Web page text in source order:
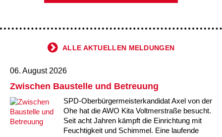
ALLE AKTUELLEN MELDUNGEN
06. August 2026
Zwischen Baustelle und Betreuung
SPD-Oberbürgermeisterkandidat Axel von der
Ohe hat die AWO Kita Voltmerstraße besucht.
Seit acht Jahren kämpft die Einrichtung mit
Feuchtigkeit und Schimmel. Eine laufende